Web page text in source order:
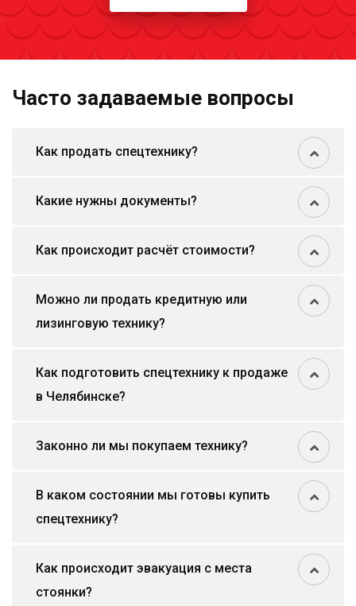
Часто задаваемые вопросы
Как продать спецтехнику?
Какие нужны документы?
Как происходит расчёт стоимости?
Можно ли продать кредитную или
лизинговую технику?
Как подготовить спецтехнику к продаже
в Челябинске?
Законно ли мы покупаем технику?
В каком состоянии мы готовы купить
спецтехнику?
Как происходит эвакуация с места
стоянки?